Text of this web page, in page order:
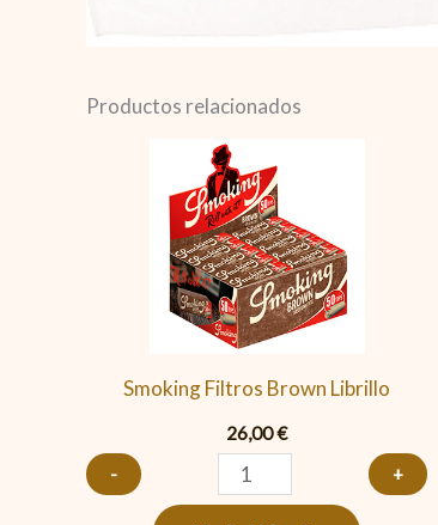
Productos relacionados
Smoking Filtros Brown Librillo
26,00€
-
Smoking
Filtros
Brown
Librillo
cantidad
+